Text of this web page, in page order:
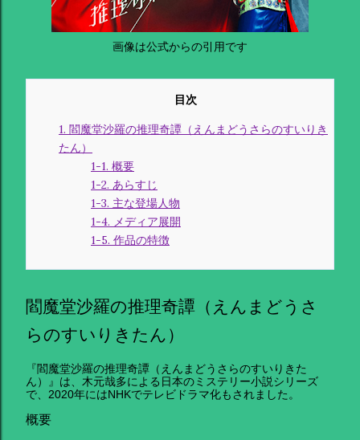
画像は公式からの引用です
1. 閻魔堂沙羅の推理奇譚（えんまどうさらのすいりき
たん）
1-1. 概要
1-2. あらすじ
1-3. 主な登場人物
1-4. メディア展開
1-5. 作品の特徴
閻魔堂沙羅の推理奇譚（えんまどうさ
らのすいりきたん）
『閻魔堂沙羅の推理奇譚（えんまどうさらのすいりきた
ん）』は、木元哉多による日本のミステリー小説シリーズ
で、2020年にはNHKでテレビドラマ化もされました。
概要